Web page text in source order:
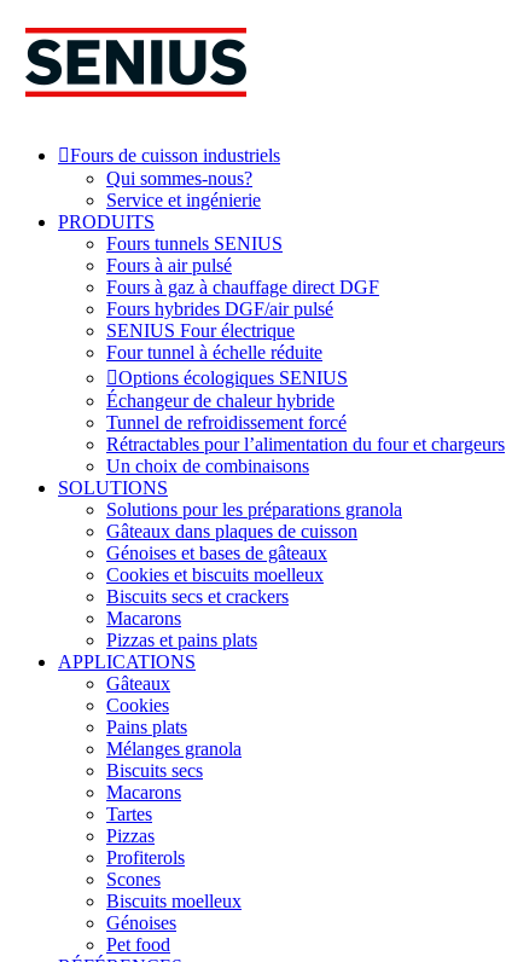
content
Fours de cuisson industriels
Qui sommes-nous?
Service et ingénierie
PRODUITS
Fours tunnels SENIUS
Fours à air pulsé
Fours à gaz à chauffage direct DGF
Fours hybrides DGF/air pulsé
SENIUS Four électrique
Four tunnel à échelle réduite
Options écologiques SENIUS
Échangeur de chaleur hybride
Tunnel de refroidissement forcé
Rétractables pour l’alimentation du four et chargeurs
Un choix de combinaisons
SOLUTIONS
Solutions pour les préparations granola
Gâteaux dans plaques de cuisson
Génoises et bases de gâteaux
Cookies et biscuits moelleux
Biscuits secs et crackers
Macarons
Pizzas et pains plats
APPLICATIONS
Gâteaux
Cookies
Pains plats
Mélanges granola
Biscuits secs
Macarons
Tartes
Pizzas
Profiterols
Scones
Biscuits moelleux
Génoises
Pet food